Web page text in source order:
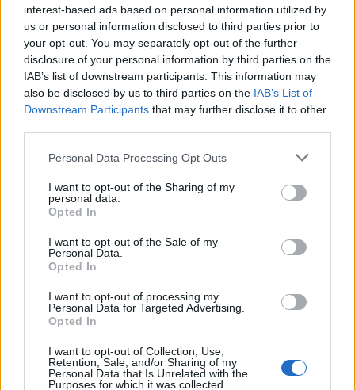
interest-based ads based on personal information utilized by
us or personal information disclosed to third parties prior to
your opt-out. You may separately opt-out of the further
disclosure of your personal information by third parties on the
IAB’s list of downstream participants. This information may
also be disclosed by us to third parties on the IAB’s List of
Downstream Participants that may further disclose it to other
Personal Data Processing Opt Outs
I want to opt-out of the Sharing of my
personal data.
Opted In
I want to opt-out of the Sale of my
Personal Data.
Opted In
I want to opt-out of processing my
Personal Data for Targeted Advertising.
Opted In
I want to opt-out of Collection, Use,
Retention, Sale, and/or Sharing of my
Personal Data that Is Unrelated with the
Purposes for which it was collected.
Huggern goes big block with 427 ZL-1! 551 svar
Senaste inlägget av hugger69 torsdag 23:01 Projekt
Camaro som bruksbil?! 57 svar
Senaste inlägget avEv_volvo142 torsdag 22:10i Projekt
Volkswagen split bus t1 1962 2559 svar
Senaste inlägget avDr_snuggels torsdag 21:09iProjekt
Golf Mk2 16v Turbo 137 svar
Senaste inlägget av 16vt4m torsdag 19:51 Projekt
Vw 1956 oval prosjekt
Volvo 245 ?Turbo?
Renovering av en Honda Civic Aerodeck
VTi
Senaste inlägget av Xebers76 onsdag 20:48
Nyaste forumtrådarna